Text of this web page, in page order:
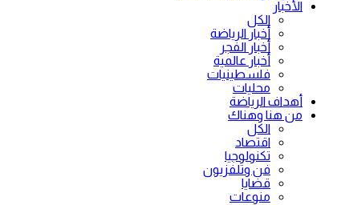
الأخبار
الكل
أخبار الرياضة
أخبار الفجر
أخبار عالمية
فلسطينيات
محليات
أهداف الرياضة
من هنا وهناك
الكل
اقتصاد
تكنولوجيا
فن وتلفزيون
قضايا
منوعات